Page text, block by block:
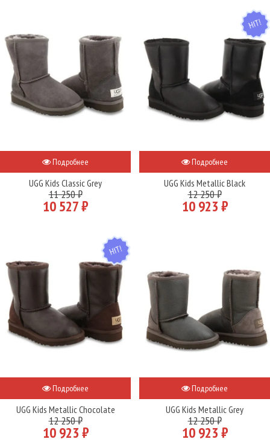
Подробнее
UGG Kids Classic Grey
11 250 ₽
10 527 ₽
HIT
Подробнее
UGG Kids Metallic Black
12 250 ₽
10 923 ₽
HIT
Подробнее
UGG Kids Metallic Chocolate
12 250 ₽
10 923 ₽
Подробнее
UGG Kids Metallic Grey
12 250 ₽
10 923 ₽